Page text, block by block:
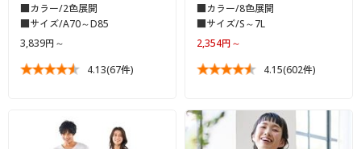
■カラー/2色展開
■サイズ/A70～D85
3,839円～
4.13(67件)
■カラー/8色展開
■サイズ/S～7L
2,354円～
4.15(602件)